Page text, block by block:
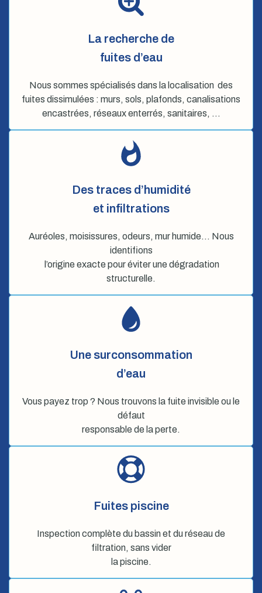
La recherche de
fuites d’eau
Nous sommes spécialisés dans la localisation des
fuites dissimulées : murs, sols, plafonds, canalisations
encastrées, réseaux enterrés, sanitaires, …
Des traces d’humidité
et infiltrations
Auréoles, moisissures, odeurs, mur humide… Nous
identifions
l’origine exacte pour éviter une dégradation
structurelle.
Une surconsommation
d’eau
Vous payez trop ? Nous trouvons la fuite invisible ou le
défaut
responsable de la perte.
Fuites piscine
Inspection complète du bassin et du réseau de
filtration, sans vider
la piscine.